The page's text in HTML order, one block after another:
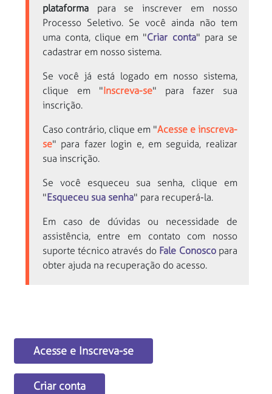
plataformapara se inscrever em nosso
Processo Seletivo. Se você ainda não tem
uma conta, clique em "Criar conta" para se
cadastrar em nosso sistema.
Se você já está logado em nosso sistema,
clique em " Inscreva-se" para fazer sua
inscrição.
Caso contrário, clique em "Acesse e inscreva-
se" para fazer login e, em seguida, realizar
sua inscrição.
Se você esqueceu sua senha, clique em
" Esqueceu sua senha" para recuperá-la.
Em caso de dúvidas ou necessidade de
assistência, entre em contato com nosso
suporte técnico através do Fale Conoscopara
obter ajuda na recuperação do acesso.
Acesse e Inscreva-se
Criar conta